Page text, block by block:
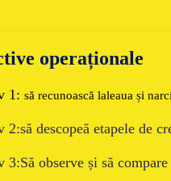
operaționale
1: să recunoască laleaua și
2:să descopeă etapele de
3:Să observe și să